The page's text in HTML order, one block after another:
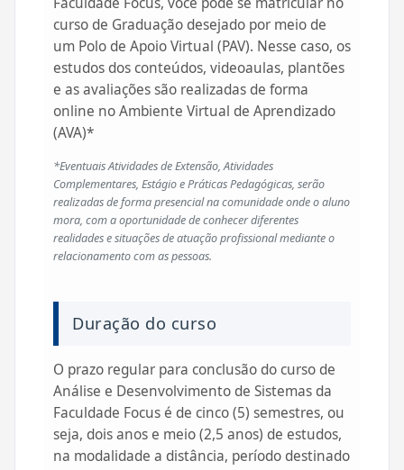
curso de Graduação desejado por meio de
um Polo de Apoio Virtual (PAV). Nesse caso, os
estudos dos conteúdos, videoaulas, plantões
e as avaliações são realizadas de forma
online no Ambiente Virtual de Aprendizado
(AVA)*
*Eventuais Atividades de Extensão, Atividades
Complementares, Estágio e Práticas Pedagógicas, serão
realizadas de forma presencial na comunidade onde o aluno
mora, com a oportunidade de conhecer diferentes
realidades e situações de atuação profissional mediante o
relacionamento com as pessoas.
Duração do curso
O prazo regular para conclusão do curso de
Análise e Desenvolvimento de Sistemas da
Faculdade Focus é de cinco (5) semestres, ou
seja, dois anos e meio (2,5 anos) de estudos,
na modalidade a distância, período destinado